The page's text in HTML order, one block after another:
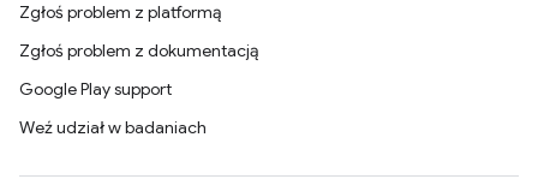
Zgłoś problem z platformą
Zgłoś problem z dokumentacją
Google Play support
Weź udział w badaniach